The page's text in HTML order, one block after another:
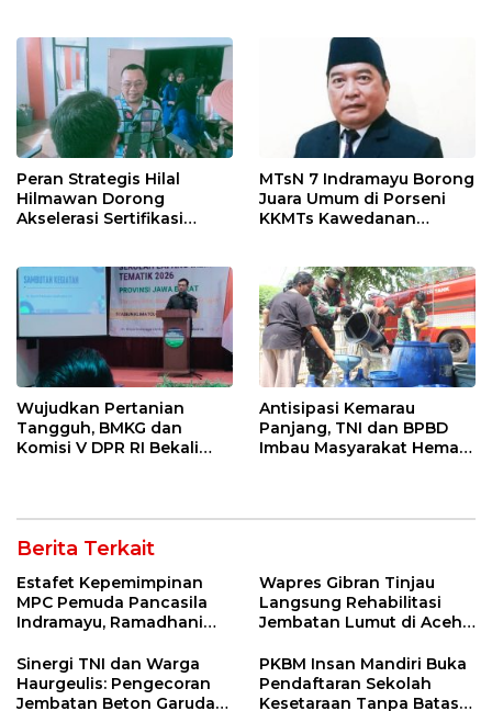
Pekanbaru!
Peran Strategis Hilal
Hilmawan Dorong
Akselerasi Sertifikasi
Indramayu
MTsN 7 Indramayu Borong
Juara Umum di Porseni
KKMTs Kawedanan
Wujudkan Pertanian
Tangguh, BMKG dan
Komisi V DPR RI Bekali
Antisipasi Kemarau
Panjang, TNI dan BPBD
Imbau Masyarakat Hemat
Berita Terkait
Estafet Kepemimpinan
MPC Pemuda Pancasila
Indramayu, Ramadhani
Pimpin Organisasi Lewat
Muscablub
Wapres Gibran Tinjau
Langsung Rehabilitasi
Jembatan Lumut di Aceh
Konektivitas Pulih Cepat
Sinergi TNI dan Warga
Haurgeulis: Pengecoran
Jembatan Beton Garuda
PKBM Insan Mandiri Buka
Pendaftaran Sekolah
Kesetaraan Tanpa Batas